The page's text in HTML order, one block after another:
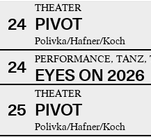
24
THEATER
PIVOT
Polivka/Hafner/Koch
24 PERFORMANCE, TANZ,
EYES ON 2026
25
THEATER
PIVOT
Polivka/Hafner/Koch